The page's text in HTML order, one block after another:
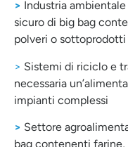
> Industria
sicuro di big bag
polveri o sottoprodotti
> Sistemi di riciclo e
necessaria
impianti complessi
> Settore
bag contenenti